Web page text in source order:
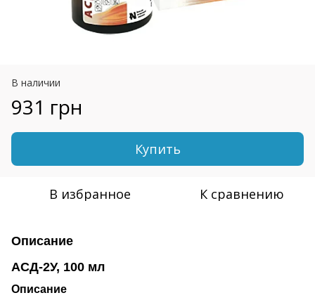
В наличии
931 грн
Купить
В избранное К сравнению
Описание
АСД-2У, 100 мл
Описание